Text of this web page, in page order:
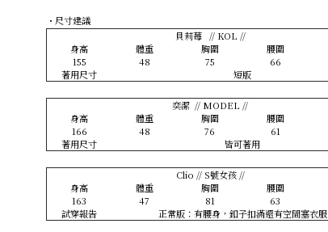
・尺寸建議
貝莉莓 // KOL //
身高
體重 胸圍 腰圍
155
48 75 66
著用尺寸
短版
奕潔 // MODEL //
身高
體重 胸圍 腰圍
166
48 76 61
著用尺寸
皆可著用
Clio // S號女孩 //
身高
體重 胸圍 腰圍
163
47 81 63
試穿報告
正常版：有腰身，釦子扣滿還有空間塞衣服